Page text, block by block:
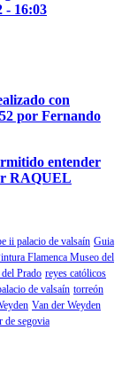
- 16:03
con
por Fernando
entender
RAQUEL
ii palacio de valsaín Guia
Flamenca Museo del
Prado reyes católicos
de valsaín torreón
Van der Weyden
de segovia